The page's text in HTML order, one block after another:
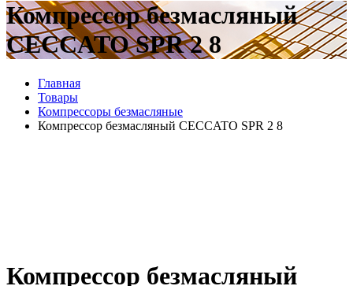
Компрессор безмасляный
CECCATO SPR 2 8
Главная
Товары
Компрессоры безмасляные
Компрессор безмасляный CECCATO SPR 2 8
Компрессор безмасляный